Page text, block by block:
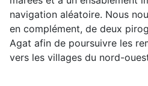
navigation aléatoire. Nous
en complément, de deux
Agat afin de poursuivre les
vers les villages du nord-